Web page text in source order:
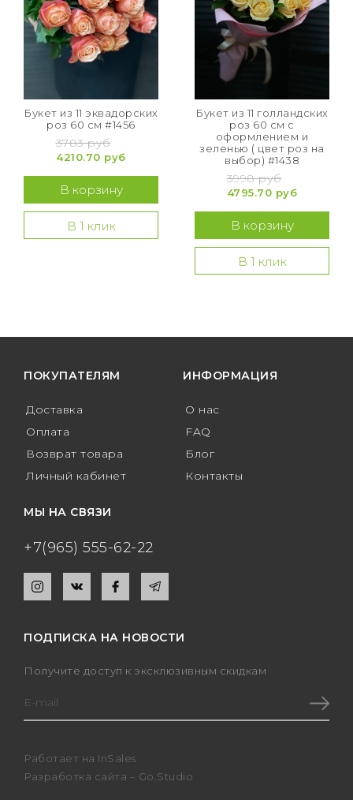
Букет из 11 эквадорских
роз 60 см #1456
3783 руб
4210.70 руб
В корзину
В 1 клик
Букет из 11 голландских
роз 60 см с
оформлением и
зеленью ( цвет роз на
выбор) #1438
3998 руб
4795.70 руб
В корзину
В 1 клик
ПОКУПАТЕЛЯМ
Доставка
Оплата
Возврат товара
Личный кабинет
ИНФОРМАЦИЯ
О нас
FAQ
Блог
Контакты
МЫ НА СВЯЗИ
+7(965) 555-62-22
ПОДПИСКА НА НОВОСТИ
Получите доступ к эксклюзивным скидкам
Работает на InSales
Разработка сайта – Go.Studio